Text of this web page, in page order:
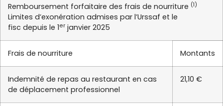
Remboursement forfaitaire des frais de nourriture (1)
Limites d’exonération admises par l’Urssaf et le
fisc depuis le 1er janvier 2025
Frais de nourriture Montants
Indemnité de repas au restaurant en cas
de déplacement professionnel
21,10 €